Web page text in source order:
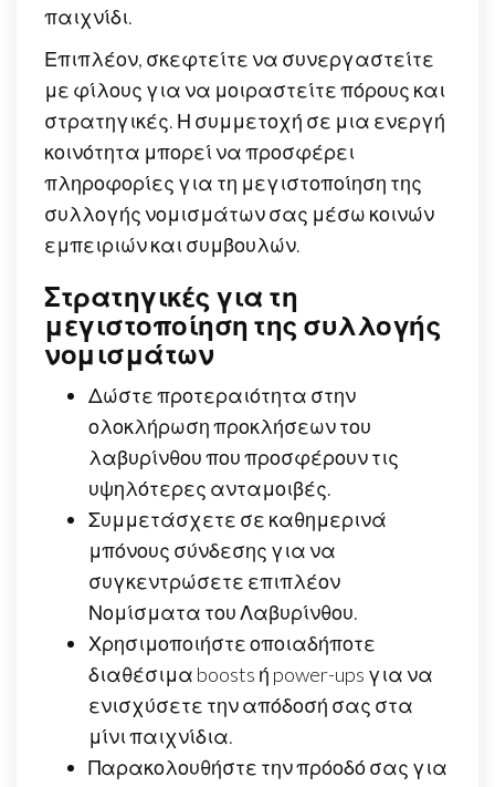
παιχνίδι.
Επιπλέον, σκεφτείτε να συνεργαστείτε
με φίλους για να μοιραστείτε πόρους και
στρατηγικές. Η συμμετοχή σε μια ενεργή
κοινότητα μπορεί να προσφέρει
πληροφορίες για τη μεγιστοποίηση της
συλλογής νομισμάτων σας μέσω κοινών
εμπειριών και συμβουλών.
Στρατηγικές για τη
μεγιστοποίηση της συλλογής
νομισμάτων
Δώστε προτεραιότητα στην
ολοκλήρωση προκλήσεων του
λαβυρίνθου που προσφέρουν τις
υψηλότερες ανταμοιβές.
Συμμετάσχετε σε καθημερινά
μπόνους σύνδεσης για να
συγκεντρώσετε επιπλέον
Νομίσματα του Λαβυρίνθου.
Χρησιμοποιήστε οποιαδήποτε
διαθέσιμα boosts ή power-ups για να
ενισχύσετε την απόδοσή σας στα
μίνι παιχνίδια.
Παρακολουθήστε την πρόοδό σας για